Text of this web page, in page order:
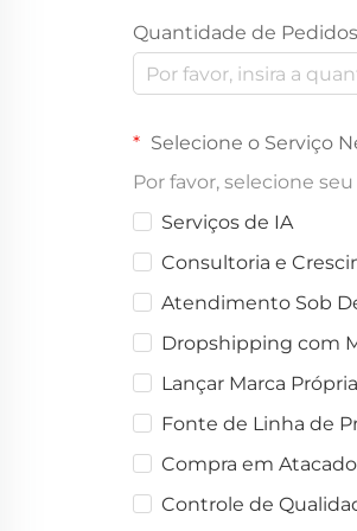
Quantidade de
Selecione o Serviço
Por favor, selecione
Serviços de IA
Consultoria e
Atendimento Sob
Dropshipping com
Lançar Marca Própria
Fonte de Linha de
Compra em Atacado
Controle de